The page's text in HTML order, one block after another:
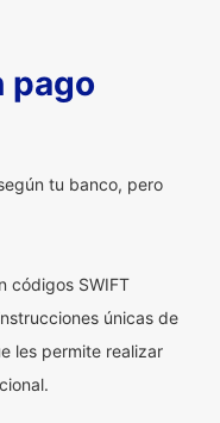
pago
tu banco, pero
códigos SWIFT
únicas de
les permite realizar